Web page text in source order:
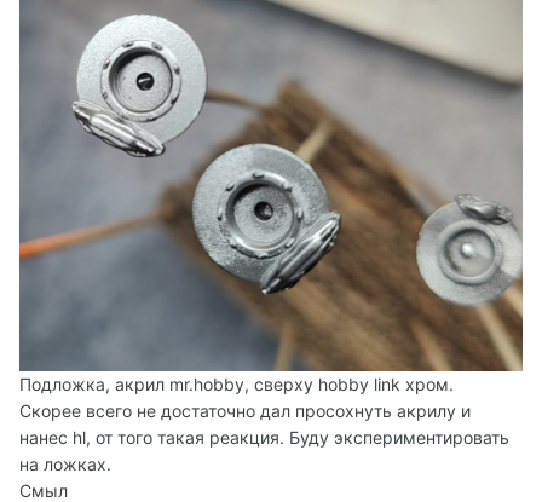
Подложка, акрил mr.hobby, сверху hobby link хром.
Скорее всего не достаточно дал просохнуть акрилу и
нанес hl, от того такая реакция. Буду экспериментировать
на ложках.
Смыл